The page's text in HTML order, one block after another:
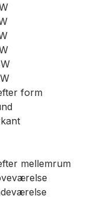
form
mellemrum